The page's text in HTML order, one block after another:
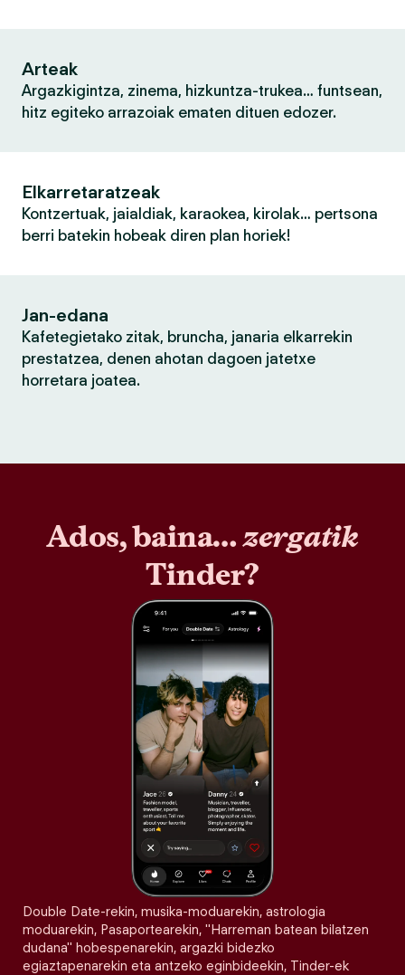
Arteak
Argazkigintza, zinema, hizkuntza-trukea… funtsean,
hitz egiteko arrazoiak ematen dituen edozer.
Elkarretaratzeak
Kontzertuak, jaialdiak, karaokea, kirolak… pertsona
berri batekin hobeak diren plan horiek!
Jan-edana
Kafetegietako zitak, bruncha, janaria elkarrekin
prestatzea, denen ahotan dagoen jatetxe
horretara joatea.
Ados, baina…zergatik
Tinder?
Double Date-rekin, musika-moduarekin, astrologia
moduarekin, Pasaportearekin, "Harreman batean bilatzen
dudana" hobespenarekin, argazki bidezko
egiaztapenarekin eta antzeko eginbideekin, Tinder-ek